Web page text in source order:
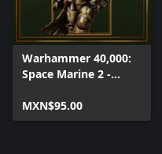
Warhammer 40,000:
Space Marine 2 -
Pack
MXN$95.00